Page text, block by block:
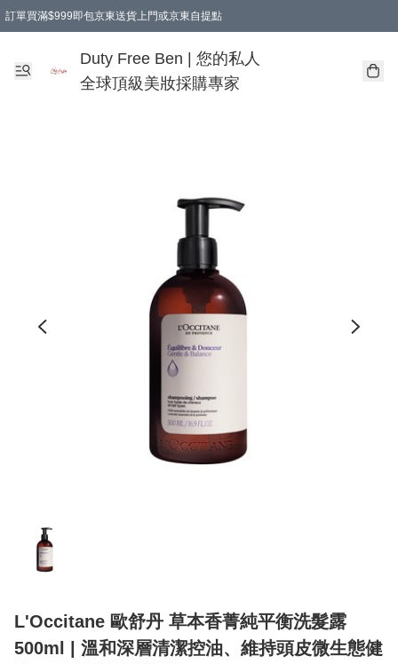
訂單買滿$999即包京東送貨上門或京東自提點
Duty Free Ben | 您的私人
全球頂級美妝採購專家
L'Occitane 歐舒丹 草本香菁純平衡洗髮露
500ml | 溫和深層清潔控油、維持頭皮微生態健